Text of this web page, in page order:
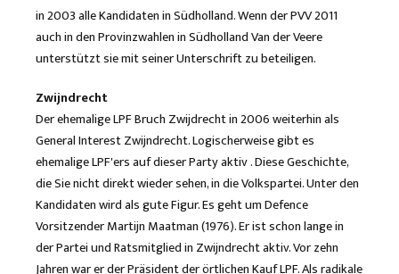
in 2003 alle Kandidaten in Südholland. Wenn der PVV 2011
auch in den Provinzwahlen in Südholland Van der Veere
unterstützt sie mit seiner Unterschrift zu beteiligen.
Zwijndrecht
Der ehemalige LPF Bruch Zwijdrecht in 2006 weiterhin als
General Interest Zwijndrecht. Logischerweise gibt es
ehemalige LPF'ers auf dieser Party aktiv . Diese Geschichte,
die Sie nicht direkt wieder sehen, in die Volkspartei. Unter den
Kandidaten wird als gute Figur. Es geht um Defence
Vorsitzender Martijn Maatman (1976). Er ist schon lange in
der Partei und Ratsmitglied in Zwijndrecht aktiv. Vor zehn
Jahren war er der Präsident der örtlichen Kauf LPF. Als radikale